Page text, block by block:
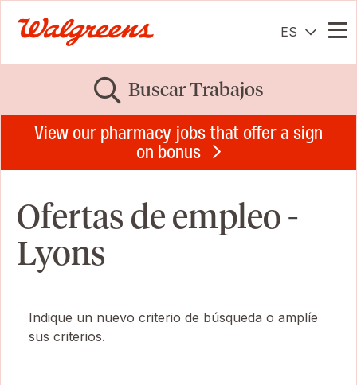
ES
Buscar Trabajos
View our pharmacy jobs that offer a sign
on bonus
Ofertas de empleo -
Lyons
Indique un nuevo criterio de búsqueda o amplíe
sus criterios.